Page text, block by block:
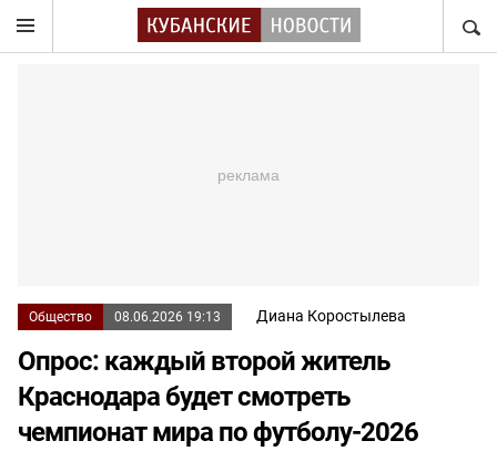
Общество 08.06.2026 19:13 Диана Коростылева
Опрос: каждый второй житель
Краснодара будет смотреть
чемпионат мира по футболу-2026